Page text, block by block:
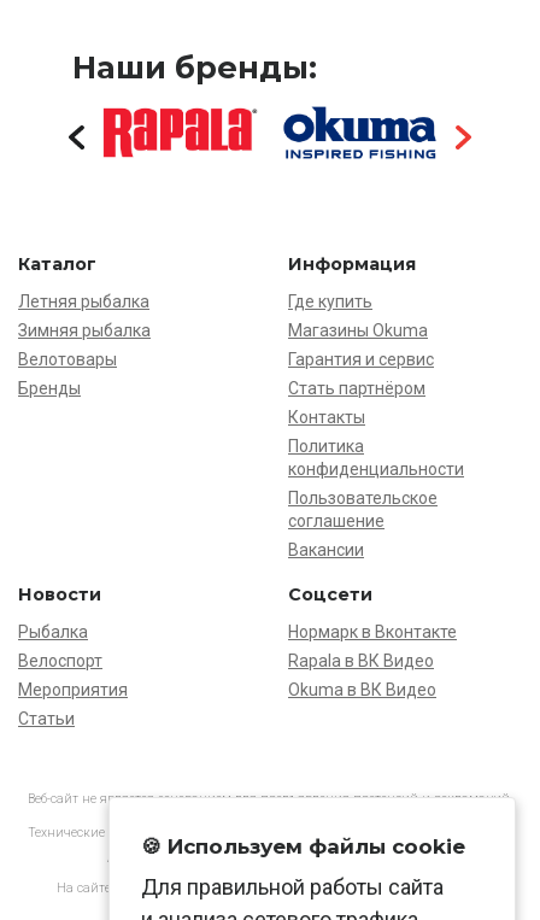
Наши бренды:
Каталог
Летняя рыбалка
Зимняя рыбалка
Велотовары
Бренды
Информация
Где купить
Магазины Okuma
Гарантия и сервис
Стать партнёром
Контакты
Политика
конфиденциальности
Пользовательское
соглашение
Вакансии
Новости
Рыбалка
Велоспорт
Мероприятия
Статьи
Соцсети
Нормарк в Вконтакте
Rapala в ВК Видео
Okuma в ВК Видео
Веб-сайт не является основанием для предъявления претензий и рекламаций,
Технические характеристики товаров могут отличаться от указанных на сайте.
АО «Нормарк» ИНН 7728172512 ОГРН 1037739603505
На сайте применяютсярекомендательные технологиив соответствии
🍪 Используем файлы cookie
Для правильной работы сайта